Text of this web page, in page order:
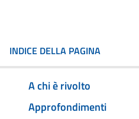
INDICE DELLA PAGINA
A chi è rivolto
Approfondimenti